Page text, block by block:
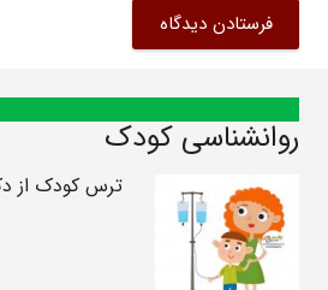
فرستادن دیدگاه
روانشناسی کودک
ترس کودک از